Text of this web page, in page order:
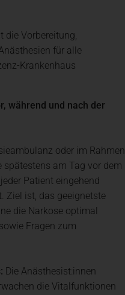
die Vorbereitung,
für alle
Krankenhaus
während und nach der
oder im Rahmen
am Tag vor dem
Patient eingehend
Ziel ist, das geeignetste
die Narkose optimal
Fragen zum
Die Anästhesist:innen
die Vitalfunktionen